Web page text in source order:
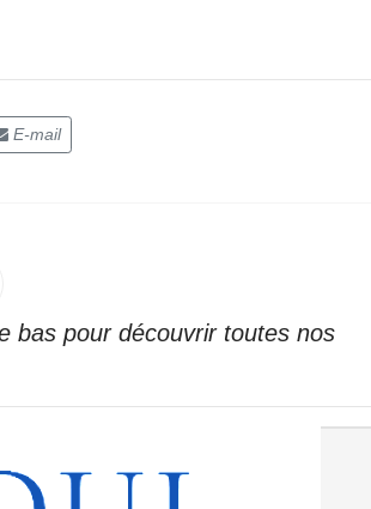
E-mail
bas pour découvrir toutes nos